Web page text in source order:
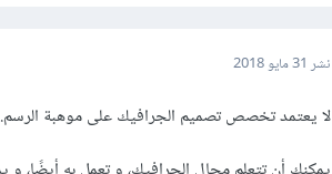
نشر 31 مايو 2018
لا يعتمد تخصص تصميم الجرافيك على موهبة الرسم.